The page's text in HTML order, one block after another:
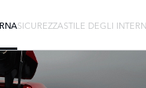
SICUREZZASTILE DEGLI